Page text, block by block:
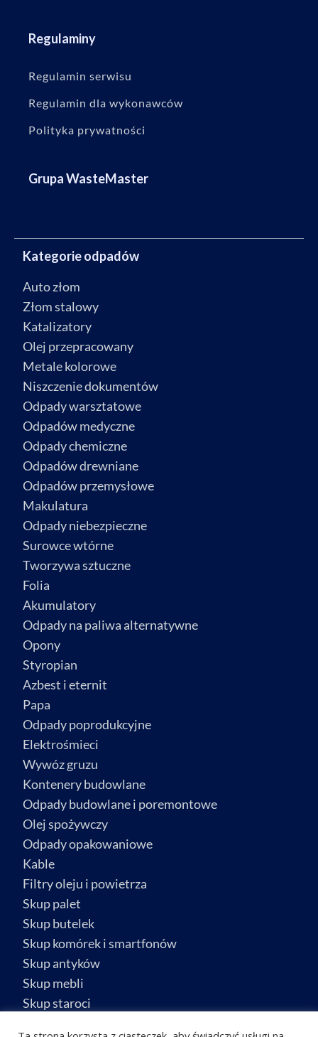
Regulaminy
Regulamin serwisu
Regulamin dla wykonawców
Polityka prywatności
Grupa WasteMaster
Kategorie odpadów
Auto złom
Złom stalowy
Katalizatory
Olej przepracowany
Metale kolorowe
Niszczenie dokumentów
Odpady warsztatowe
Odpadów medyczne
Odpady chemiczne
Odpadów drewniane
Odpadów przemysłowe
Makulatura
Odpady niebezpieczne
Surowce wtórne
Tworzywa sztuczne
Folia
Akumulatory
Odpady na paliwa alternatywne
Opony
Styropian
Azbest i eternit
Papa
Odpady poprodukcyjne
Elektrośmieci
Wywóz gruzu
Kontenery budowlane
Odpady budowlane i poremontowe
Olej spożywczy
Odpady opakowaniowe
Kable
Filtry oleju i powietrza
Skup palet
Skup butelek
Skup komórek i smartfonów
Skup antyków
Skup mebli
Skup staroci